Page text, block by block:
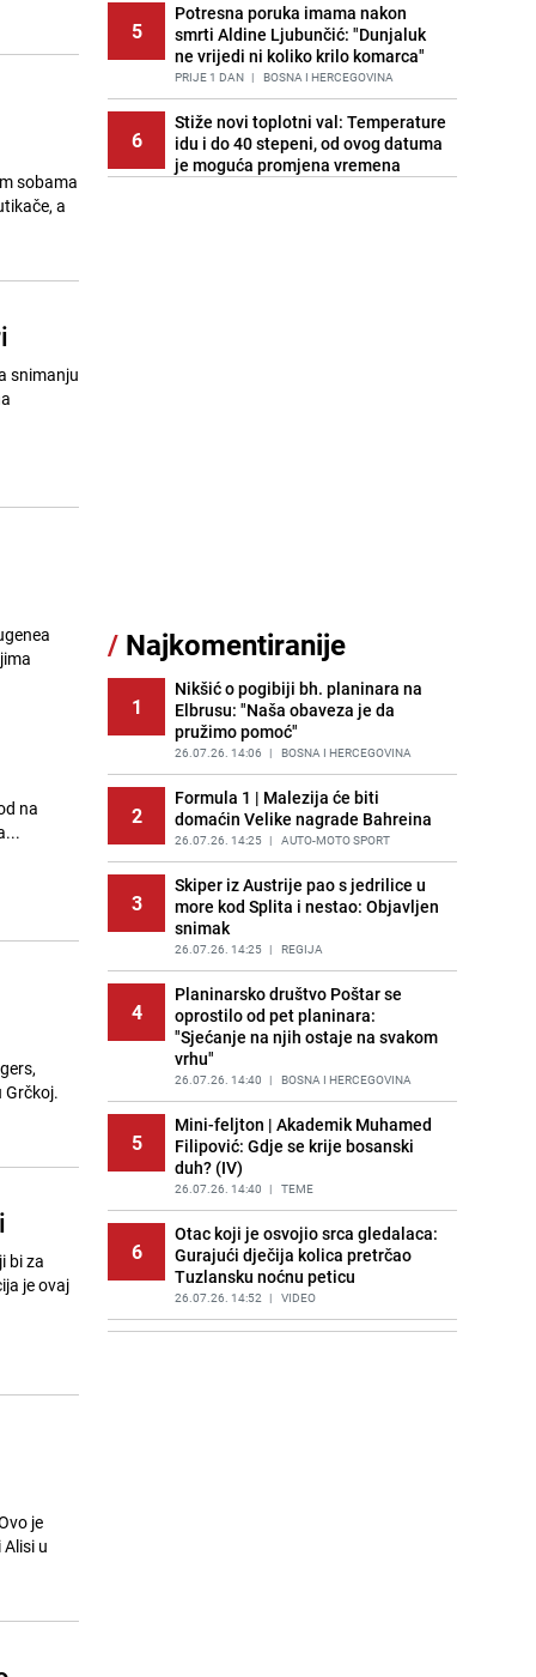
sobama
a
snimanju
na
Grčkoj.
bi za
je ovaj
je
u
5
Potresna poruka imama nakon
smrti Aldine Ljubunčić: "Dunjaluk
ne vrijedi ni koliko krilo komarca"
PRIJE 1 DAN | BOSNA I HERCEGOVINA
6
Stiže novi toplotni val: Temperature
idu i do 40 stepeni, od ovog datuma
je moguća promjena vremena
11
Lažne novčanice preplavljuju
tržište: Ove eure najčešće
pokušavaju podvaliti
PRIJE OKO 22H | SVIJET
12
Imate tikvice i piletinu? Napravite
ovaj brzi ručak iz jedne tave
PRIJE 1 DAN RECEPTI
13
Recept za brze uštipke: Ne upijaju
ulje i gotovi su za 30 minuta
PRIJE 1 DAN | RECEPTI
Jedan od najvećih gradova nije na
listi: Ovo su lokacije prvih Lidl
prodavnica u BiH
PRIJE 1 DAN | BOSNA I HERCEGOVINA
Užas u bh. susjedstvu, mladići
bludničili nad maloljetnicom i sve
snimali: "Stari te gleda u lajvu"
PRIJE 2 DANA | REGIJA
/ Najkomentiranije
1
Nikšić o pogibiji bh. planinara na
Elbrusu: "Naša obaveza je da
pružimo pomoć"
26.07.26. 14:06 | BOSNA I HERCEGOVINA
2
Formula 1 | Malezija će biti
domaćin Velike nagrade Bahreina
26.07.26. 14:25 | AUTO-MOTO SPORT
3
Skiper iz Austrije pao s jedrilice u
more kod Splita i nestao: Objavljen
snimak
26.07.26. 14:25 | REGIJA
4
Planinarsko društvo Poštar se
oprostilo od pet planinara:
"Sjećanje na njih ostaje na svakom
vrhu"
26.07.26. 14:40 | BOSNA I HERCEGOVINA
5
Mini-feljton | Akademik Muhamed
Filipović: Gdje se krije bosanski
duh? (IV)
26.07.26. 14:40 | TEME
6
Otac koji je osvojio srca gledalaca:
Gurajući dječija kolica pretrčao
Tuzlansku noćnu peticu
26.07.26. 14:52 | VIDEO